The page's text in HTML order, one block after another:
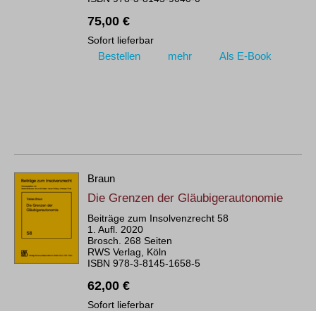
75,00 €
Sofort lieferbar
Bestellen mehr Als E-Book
Braun
Die Grenzen der Gläubigerautonomie
Beiträge zum Insolvenzrecht 58
1. Aufl. 2020
Brosch. 268 Seiten
RWS Verlag, Köln
ISBN 978-3-8145-1658-5
62,00 €
Sofort lieferbar